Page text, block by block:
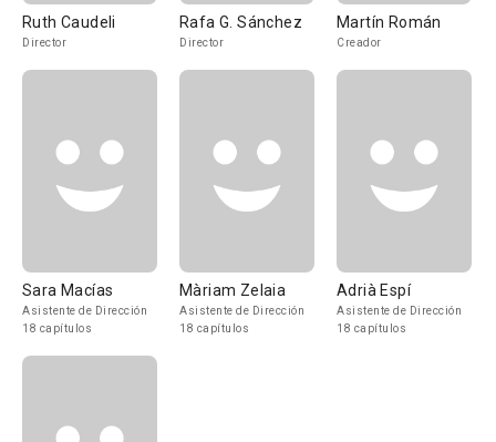
Ruth Caudeli
Director
Rafa G. Sánchez
Director
Martín Román
Creador
Sara Macías
Asistente de Dirección
18 capítulos
Màriam Zelaia
Asistente de Dirección
18 capítulos
Adrià Espí
Asistente de Dirección
18 capítulos